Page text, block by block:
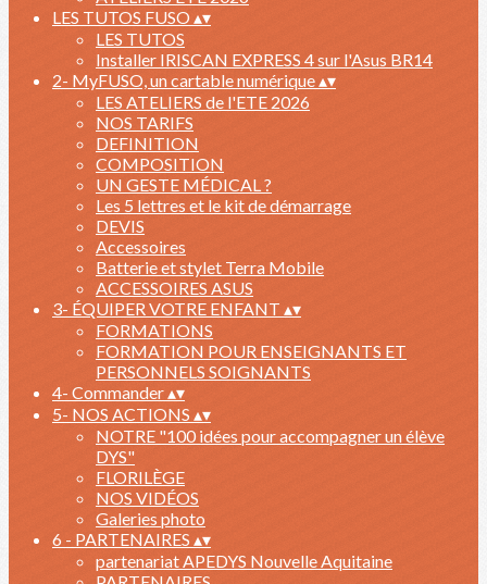
LES TUTOS FUSO ▴▾
LES TUTOS
Installer IRISCAN EXPRESS 4 sur l'Asus BR14
2- MyFUSO, un cartable numérique▴▾
LES ATELIERS de l'ETE 2026
NOS TARIFS
DEFINITION
COMPOSITION
UN GESTE MÉDICAL ?
Les 5 lettres et le kit de démarrage
DEVIS
Accessoires
Batterie et stylet Terra Mobile
ACCESSOIRES ASUS
3- ÉQUIPER VOTRE ENFANT ▴▾
FORMATIONS
FORMATION POUR ENSEIGNANTS ET
PERSONNELS SOIGNANTS
4- Commander▴▾
5- NOS ACTIONS ▴▾
NOTRE "100 idées pour accompagner un élève
DYS"
FLORILÈGE
NOS VIDÉOS
Galeries photo
6 - PARTENAIRES ▴▾
partenariat APEDYS Nouvelle Aquitaine